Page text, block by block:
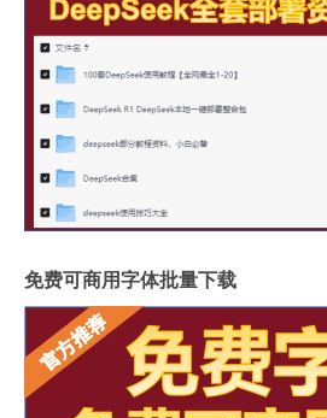
免费可商用字体批量下载